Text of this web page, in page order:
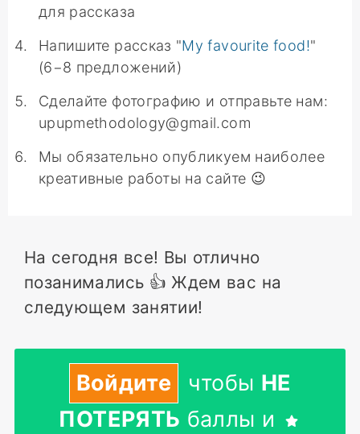
для рассказа
Напишите рассказ "My favourite food!"
(6−8 предложений)
Сделайте фотографию и отправьте нам:
upupmethodology@gmail.com
Мы обязательно опубликуем наиболее
креативные работы на сайте 😉
На сегодня все! Вы отлично
позанимались 👍 Ждем вас на
следующем занятии!
Войдите чтобы НЕ
ПОТЕРЯТЬ баллы и